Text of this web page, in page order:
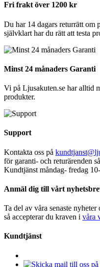
Fri frakt över 1200 kr
Du har 14 dagars returrätt om
självklart har du rätt att testa
Minst 24 månaders Garanti
Vi på Ljusakuten.se har alltid
produkter.
Support
Kontakta oss på
för garanti- och returärenden
Kundtjänst måndag- fredag
Anmäl dig till vårt
Ta del av våra senaste
så accepterar du kraven i våra
Kundtjänst